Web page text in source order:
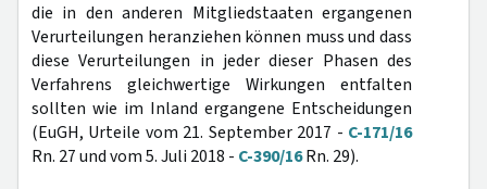
die in den anderen Mitgliedstaaten ergangenen
Verurteilungen heranziehen können muss und dass
diese Verurteilungen in jeder dieser Phasen des
Verfahrens gleichwertige Wirkungen entfalten
sollten wie im Inland ergangene Entscheidungen
(EuGH, Urteile vom 21. September 2017 - C-171/16
Rn. 27 und vom 5. Juli 2018 - C-390/16Rn. 29).